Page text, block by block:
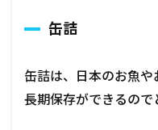
缶詰
缶詰は、日本のお魚や
長期保存ができるので